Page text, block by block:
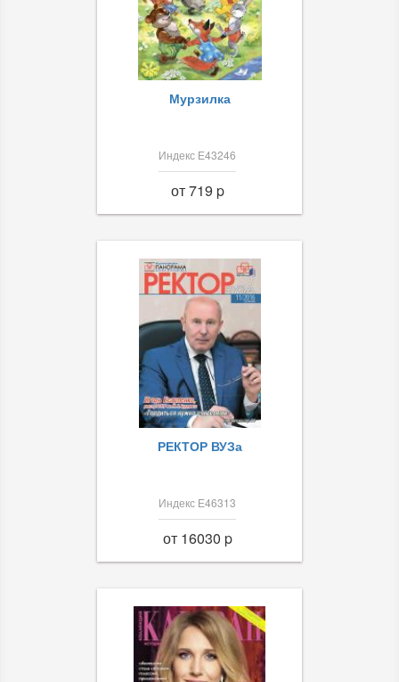
Мурзилка
Индекс Е43246
от 719 p
РЕКТОР ВУЗа
Индекс Е46313
от 16030 p